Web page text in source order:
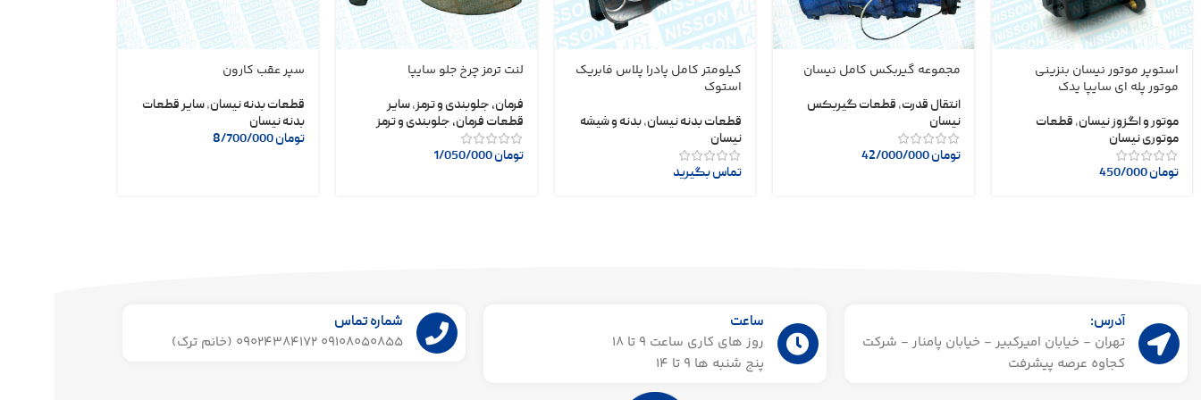
استوپر موتور نیسان بنزینی
موتور پله ای سایپا یدک
موتور و اگزوز نیسان, قطعات
موتوری نیسان
تومان
مجموعه گیربکس کامل نیسان
انتقال قدرت, قطعات گیربکس
نیسان
تومان42/000/000
کیلومتر کامل پادرا پلاس فابریک
استوک
قطعات بدنه نیسان,بدنه و شیشه
نیسان
تماس بگیرید
لنت ترمز چرخ جلو سایپا
فرمان، جلوبندی و ترمز,سایر
قطعات فرمان، جلوبندی و ترمز
تومان1/050/000
سپر عقب کارون
قطعات بدنه نیسان,سایر قطعات
بدنه نیسان
تومان
آدرس:
تهران - خیابان امیرکبیر - خیابان پامنار - شرکت
کجاوه عرصه پیشرفت
ساعت
روز های کاری ساعت ۹ تا 18
پنج شنبه ها 9 تا 14​
شماره تماس
09108050855 09024384172 (خانم ترک)